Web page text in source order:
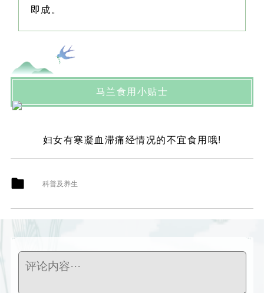
即成。
马兰食用小贴士
妇女有寒凝血滞痛经情况的不宜食用哦!
科普及养生